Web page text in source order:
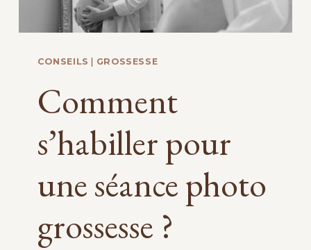
GRENOBLE
?
CONSEILS | GROSSESSE
Comment
s’habiller pour
une séance photo
grossesse ?